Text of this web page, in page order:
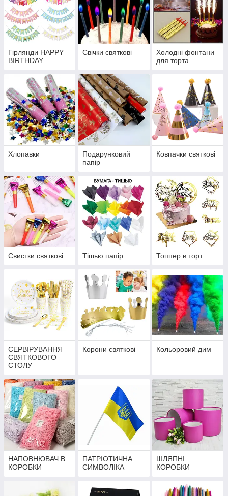
Гірлянди HAPPY
BIRTHDAY
Свічки святкові
Холодні фонтани
для торта
Хлопавки
Подарунковий
папір
Ковпачки святкові
Свистки святкові Тішью папір Топпер в торт
СЕРВІРУВАННЯ
СВЯТКОВОГО
СТОЛУ
Корони святкові Кольоровий дим
НАПОВНЮВАЧ В
КОРОБКИ
ПАТРІОТИЧНА
СИМВОЛІКА
ШЛЯПНІ
КОРОБКИ